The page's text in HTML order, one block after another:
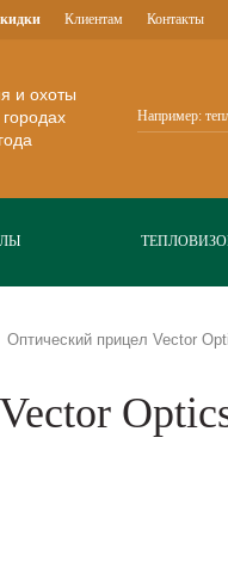
и охоты
Клиентам Контакты
Оптический прицел Vector